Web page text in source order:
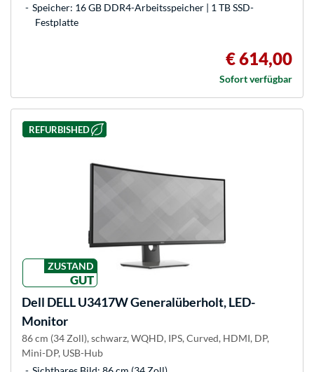
Speicher: 16 GB DDR4-Arbeitsspeicher | 1 TB SSD-
Festplatte
€ 614,00
Sofort verfügbar
REFURBISHED
ZUSTAND
GUT
Dell DELL U3417W Generalüberholt, LED-
Monitor
86 cm (34 Zoll), schwarz, WQHD, IPS, Curved, HDMI, DP,
Mini-DP, USB-Hub